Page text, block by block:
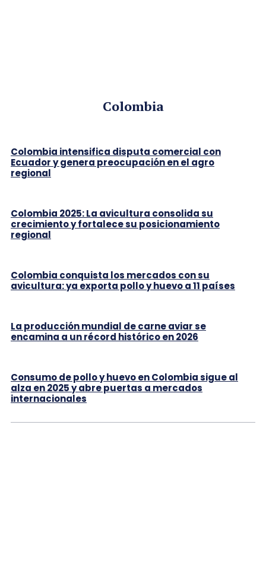
Colombia
Colombia intensifica disputa comercial con
Ecuador y genera preocupación en el agro
regional
Colombia 2025: La avicultura consolida su
crecimiento y fortalece su posicionamiento
regional
Colombia conquista los mercados con su
avicultura: ya exporta pollo y huevo a 11 países
La producción mundial de carne aviar se
encamina a un récord histórico en 2026
Consumo de pollo y huevo en Colombia sigue al
alza en 2025 y abre puertas a mercados
internacionales